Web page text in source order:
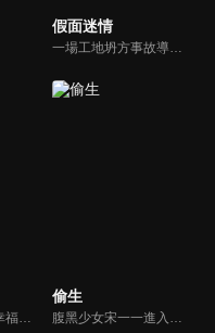
假面迷情
一場工地坍方事故導致尤尤家破人亡。衝動之下前去尋仇，卻誤傷安國軒之子齊東，被迫遠走他鄉。齊東暗中救她，隱瞞身世守護多年，只為揭開父親的陰謀。五年後，尤尤化名歸來，捲入星耀集團繼承權爭鬥。她與齊東歷經誤解與聯手，終查明父母冤案。真相大白，惡人伏法，兩人攜手走出黑暗，迎來光明未來。
家境優渥、生活幸福的富商之女連心若，遭逢鉅變失去一切，伸冤不成反被活埋，幸得裴家二爺裴玉澤所救，決心尋找真相伺機復仇。五年後連心若化名歌手杜幽夢回歸，與裴玉澤攜手層層佈局，開啟一場瑰麗爽快的復仇遊戲。
偷生